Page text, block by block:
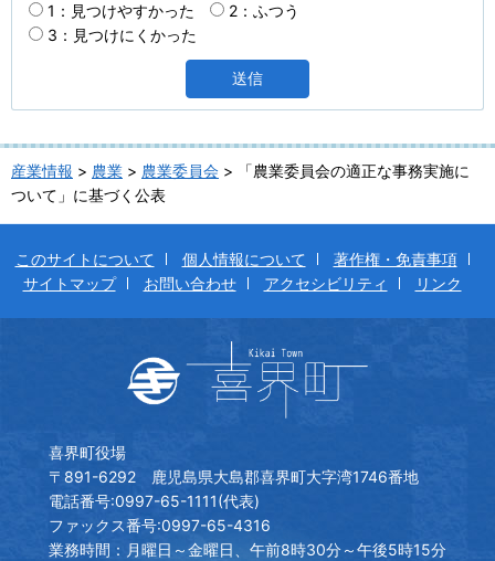
1：見つけやすかった
2：ふつう
3：見つけにくかった
産業情報 > 農業 > 農業委員会 > 「農業委員会の適正な事務実施に
ついて」に基づく公表
このサイトについて 個人情報について
著作権・免責事項
サイトマップ
お問い合わせ アクセシビリティ リンク
喜界町役場
〒891-6292 鹿児島県大島郡喜界町大字湾1746番地
電話番号:0997-65-1111(代表)
ファックス番号:0997-65-4316
業務時間：月曜日～金曜日、午前8時30分～午後5時15分